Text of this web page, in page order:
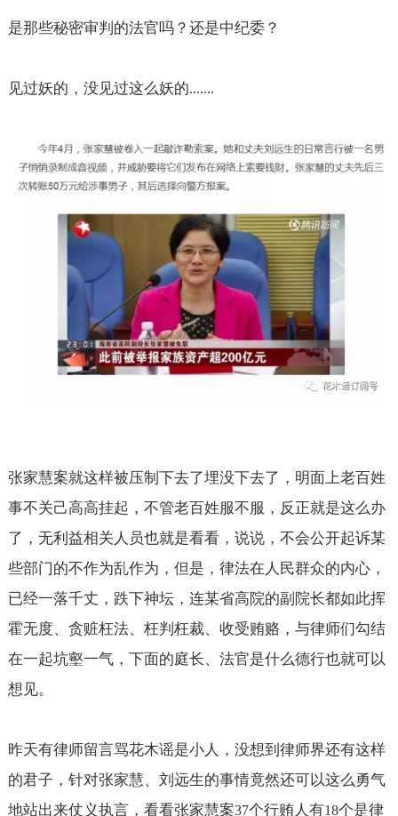
是那些秘密审判的法官吗？还是中纪委？
见过妖的，没见过这么妖的.......
张家慧案就这样被压制下去了埋没下去了，明面上老百姓
事不关己高高挂起，不管老百姓服不服，反正就是这么办
了，无利益相关人员也就是看看，说说，不会公开起诉某
些部门的不作为乱作为，但是，律法在人民群众的内心，
已经一落千丈，跌下神坛，连某省高院的副院长都如此挥
霍无度、贪赃枉法、枉判枉裁、收受贿赂，与律师们勾结
在一起坑壑一气，下面的庭长、法官是什么德行也就可以
想见。
昨天有律师留言骂花木谣是小人，没想到律师界还有这样
的君子，针对张家慧、刘远生的事情竟然还可以这么勇气
地站出来仗义执言，看看张家慧案37个行贿人有18个是律